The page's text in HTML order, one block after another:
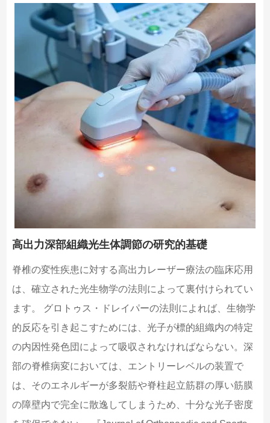
高出力深部組織光生体調節の研究的基礎
脊椎の変性疾患に対する高出力レーザー療法の臨床応用
は、確立された光生物学の法則によって裏付けられてい
ます。 グロトゥス・ドレイパーの法則によれば、生物学
的反応を引き起こすためには、光子が標的組織内の特定
の内因性発色団によって吸収されなければならない。深
部の脊椎病変においては、エントリーレベルの装置で
は、そのエネルギーが多裂筋や脊柱起立筋群の厚い筋膜
の障壁内で完全に散逸してしまうため、十分な光子密度